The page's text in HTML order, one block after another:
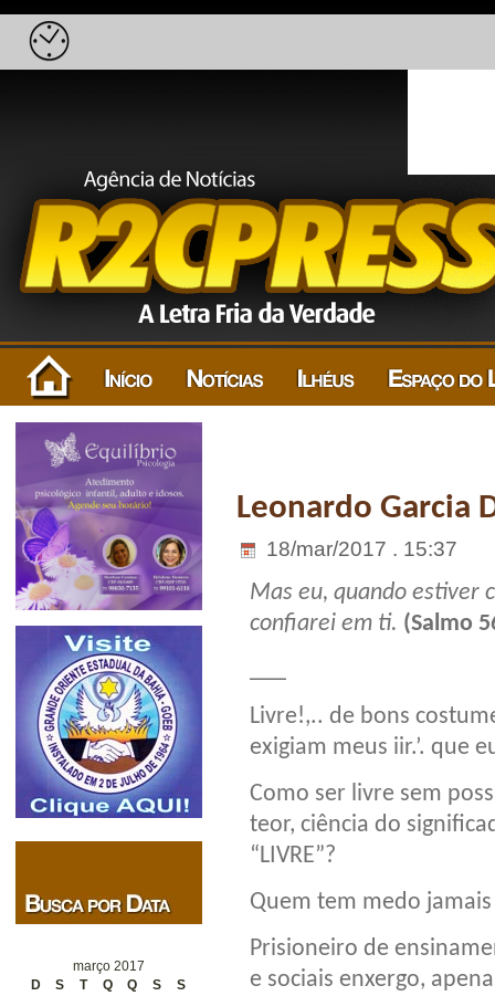
março 2017
D
S T Q Q S
S
Leonardo Garcia
18/mar/2017 . 15:37
Mas eu, quando estiver
confiarei em ti. (Salmo
Livre!,.. de bons
exigiam meus iir.’. que
Como ser livre sem
teor, ciência do
“LIVRE”?
Quem tem medo
Prisioneiro de
e sociais enxergo,